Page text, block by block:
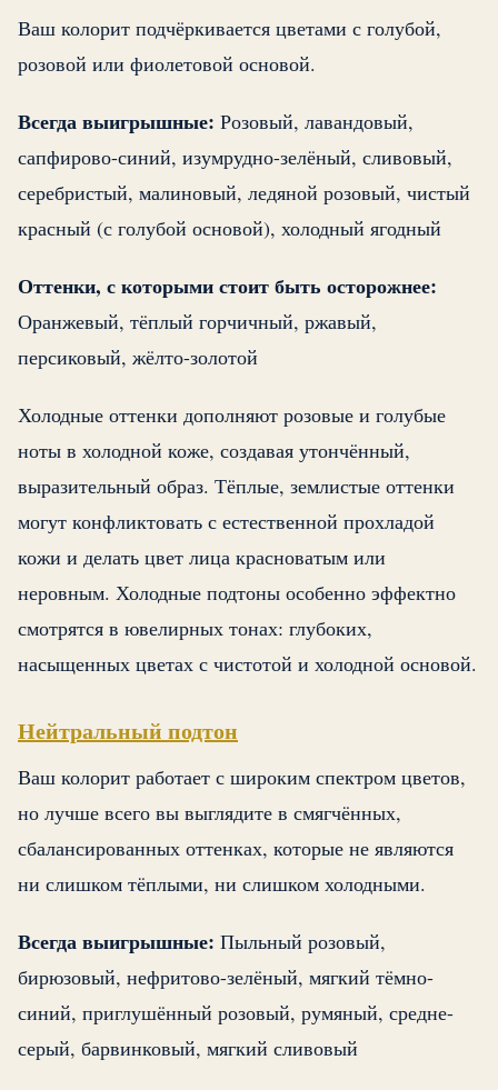
Ваш колорит подчёркивается цветами с голубой,
розовой или фиолетовой основой.
Всегда выигрышные: Розовый, лавандовый,
сапфирово-синий, изумрудно-зелёный, сливовый,
серебристый, малиновый, ледяной розовый, чистый
красный (с голубой основой), холодный ягодный
Оттенки, с которыми стоит быть осторожнее:
Оранжевый, тёплый горчичный, ржавый,
персиковый, жёлто-золотой
Холодные оттенки дополняют розовые и голубые
ноты в холодной коже, создавая утончённый,
выразительный образ. Тёплые, землистые оттенки
могут конфликтовать с естественной прохладой
кожи и делать цвет лица красноватым или
неровным. Холодные подтоны особенно эффектно
смотрятся в ювелирных тонах: глубоких,
насыщенных цветах с чистотой и холодной основой.
Нейтральный подтон
Ваш колорит работает с широким спектром цветов,
но лучше всего вы выглядите в смягчённых,
сбалансированных оттенках, которые не являются
ни слишком тёплыми, ни слишком холодными.
Всегда выигрышные: Пыльный розовый,
бирюзовый, нефритово-зелёный, мягкий тёмно-
синий, приглушённый розовый, румяный, средне-
серый, барвинковый, мягкий сливовый